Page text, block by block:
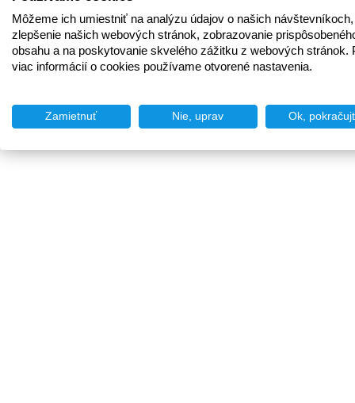
Môžeme ich umiestniť na analýzu údajov o našich
zlepšenie našich webových stránok, zobrazovanie
obsahu a na poskytovanie skvelého zážitku z webových stránok.
viac informácií o cookies používame otvorené nastavenia.
Zamietnuť Nie, uprav Ok,